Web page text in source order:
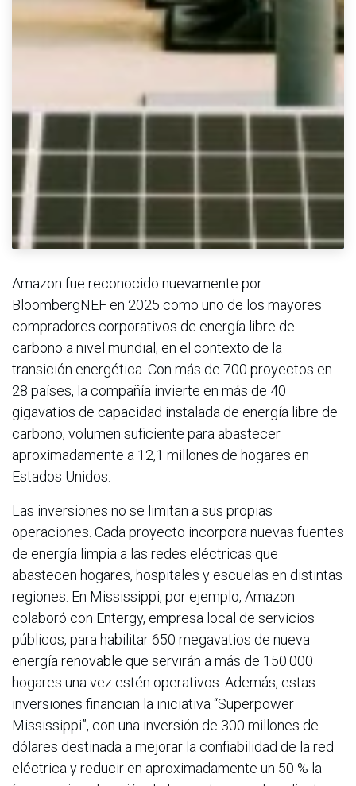
Amazon fue reconocido nuevamente por
BloombergNEF en 2025 como uno de los mayores
compradores corporativos de energía libre de
carbono a nivel mundial, en el contexto de la
transición energética. Con más de 700 proyectos en
28 países, la compañía invierte en más de 40
gigavatios de capacidad instalada de energía libre de
carbono, volumen suficiente para abastecer
aproximadamente a 12,1 millones de hogares en
Estados Unidos.
Las inversiones no se limitan a sus propias
operaciones. Cada proyecto incorpora nuevas fuentes
de energía limpia a las redes eléctricas que
abastecen hogares, hospitales y escuelas en distintas
regiones. En Mississippi, por ejemplo, Amazon
colaboró con Entergy, empresa local de servicios
públicos, para habilitar 650 megavatios de nueva
energía renovable que servirán a más de 150.000
hogares una vez estén operativos. Además, estas
inversiones financian la iniciativa “Superpower
Mississippi”, con una inversión de 300 millones de
dólares destinada a mejorar la confiabilidad de la red
eléctrica y reducir en aproximadamente un 50 % la